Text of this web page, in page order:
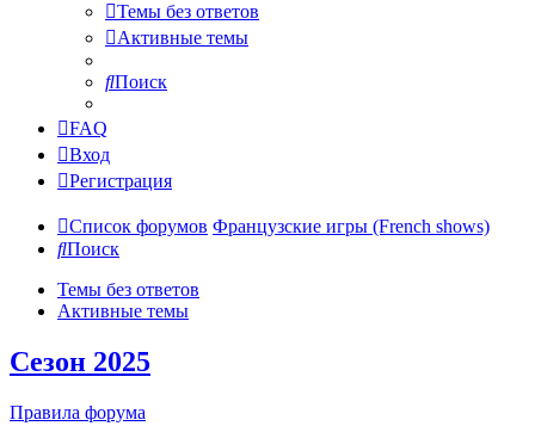
Темы без ответов
Активные темы
Поиск
FAQ
Вход
Регистрация
Список форумов Французские игры (French shows)
Поиск
Темы без ответов
Активные темы
Сезон 2025
Правила форума